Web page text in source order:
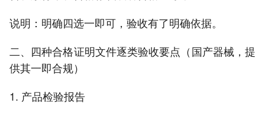
说明：明确四选一即可，验收有了明确依据。
二、四种合格证明文件逐类验收要点（国产器械，提
供其一即合规）
1. 产品检验报告